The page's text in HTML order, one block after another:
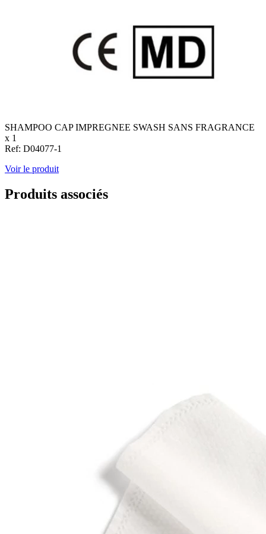
SHAMPOO CAP IMPREGNEE SWASH SANS FRAGRANCE
x 1
Ref: D04077-1
Voir le produit
Produits associés